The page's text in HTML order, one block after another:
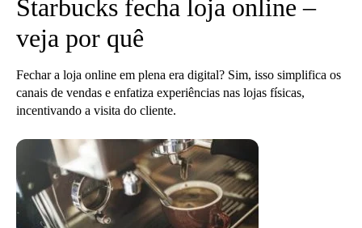
Starbucks fecha loja online –
veja por quê
Fechar a loja online em plena era digital? Sim, isso simplifica os
canais de vendas e enfatiza experiências nas lojas físicas,
incentivando a visita do cliente.